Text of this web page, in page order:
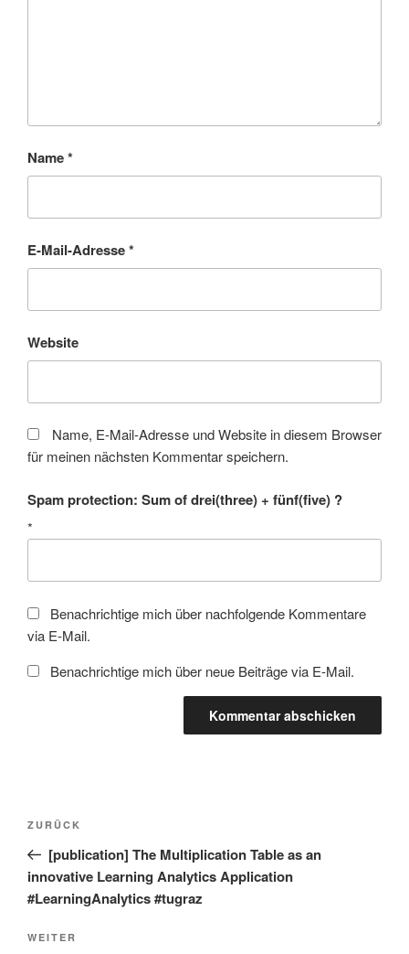
Name*
E-Mail-Adresse*
Website
Name, E-Mail-Adresse und Website in diesem Browser
für meinen nächsten Kommentar speichern.
Spam protection: Sum of drei(three) + fünf(five) ?
*
Benachrichtige mich über nachfolgende Kommentare
via E-Mail.
Benachrichtige mich über neue Beiträge via E-Mail.
Beitragsnavigation
Vorheriger
Beitrag
ZURÜCK
[publication] The Multiplication Table as an
innovative Learning Analytics Application
#LearningAnalytics #tugraz
Nächster
WEITER